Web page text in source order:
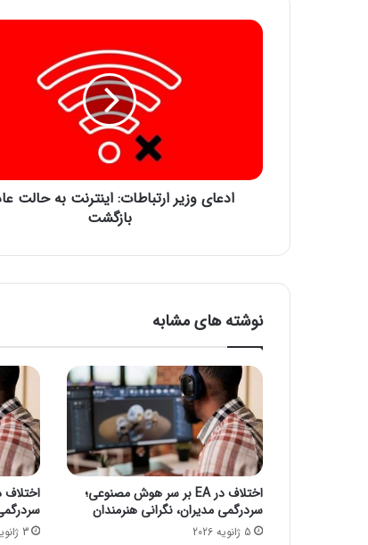
ا
ر
ب
ت
:
ت
ر
ن
ت
ب
ه
ح
ادعای وزیر ارتباطات: اینترنت به حالت
بازگشت
نوشته های مشابه
اختلاف در EA بر سر هوش مصنوعی؛
سردرگمی مدیران، نگرانی هنرمندان
5 ژانویه 2026 3 ژانویه 2026